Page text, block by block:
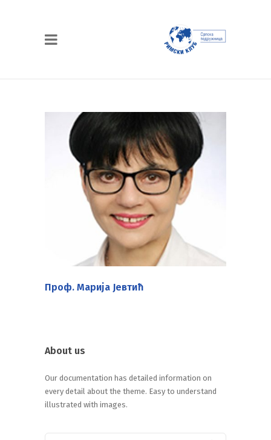
Проф. Марија Јевтић
About us
Our documentation has detailed information on
every detail about the theme. Easy to understand
illustrated with images.